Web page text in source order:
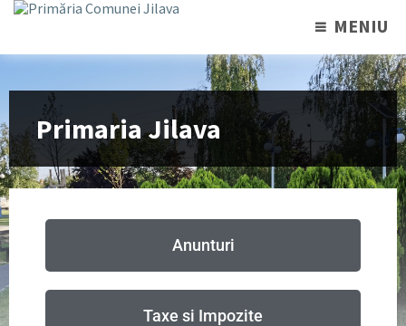
MENIU
Primaria Jilava
Anunturi
Taxe si Impozite